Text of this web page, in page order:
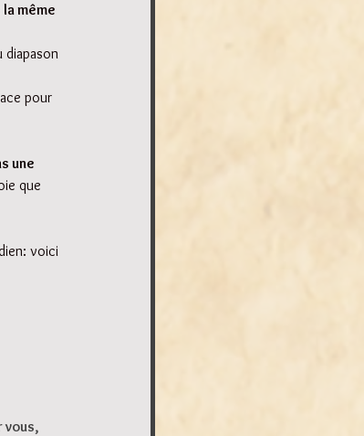
même
diapason
pour
une
que
voici
vous,